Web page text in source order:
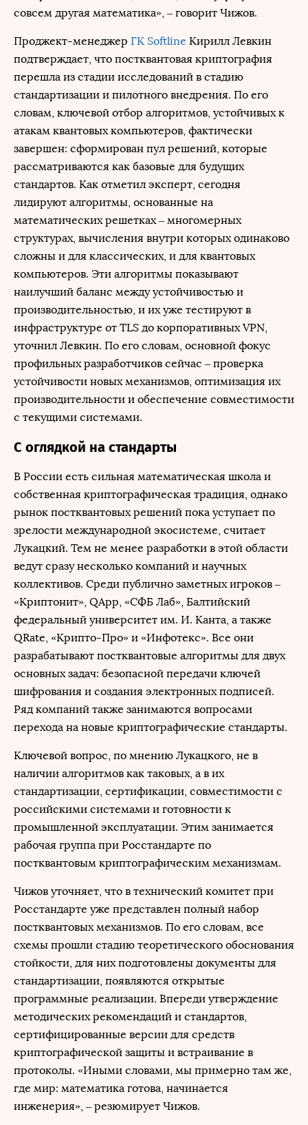
совсем другая математика», – говорит Чижов.
Проджект-менеджер ГК Softline Кирилл Левкин
подтверждает, что постквантовая криптография
перешла из стадии исследований в стадию
стандартизации и пилотного внедрения. По его
словам, ключевой отбор алгоритмов, устойчивых к
атакам квантовых компьютеров, фактически
завершен: сформирован пул решений, которые
рассматриваются как базовые для будущих
стандартов. Как отметил эксперт, сегодня
лидируют алгоритмы, основанные на
математических решетках – многомерных
структурах, вычисления внутри которых одинаково
сложны и для классических, и для квантовых
компьютеров. Эти алгоритмы показывают
наилучший баланс между устойчивостью и
производительностью, и их уже тестируют в
инфраструктуре от TLS до корпоративных VPN,
уточнил Левкин. По его словам, основной фокус
профильных разработчиков сейчас – проверка
устойчивости новых механизмов, оптимизация их
производительности и обеспечение совместимости
с текущими системами.
С оглядкой на стандарты
В России есть сильная математическая школа и
собственная криптографическая традиция, однако
рынок постквантовых решений пока уступает по
зрелости международной экосистеме, считает
Лукацкий. Тем не менее разработки в этой области
ведут сразу несколько компаний и научных
коллективов. Среди публично заметных игроков –
«Криптонит», QApp, «СФБ Лаб», Балтийский
федеральный университет им. И. Канта, а также
QRate, «Крипто-Про» и «Инфотекс». Все они
разрабатывают постквантовые алгоритмы для двух
основных задач: безопасной передачи ключей
шифрования и создания электронных подписей.
Ряд компаний также занимаются вопросами
перехода на новые криптографические стандарты.
Ключевой вопрос, по мнению Лукацкого, не в
наличии алгоритмов как таковых, а в их
стандартизации, сертификации, совместимости с
российскими системами и готовности к
промышленной эксплуатации. Этим занимается
рабочая группа при Росстандарте по
постквантовым криптографическим механизмам.
Чижов уточняет, что в технический комитет при
Росстандарте уже представлен полный набор
постквантовых механизмов. По его словам, все
схемы прошли стадию теоретического обоснования
стойкости, для них подготовлены документы для
стандартизации, появляются открытые
программные реализации. Впереди утверждение
методических рекомендаций и стандартов,
сертифицированные версии для средств
криптографической защиты и встраивание в
протоколы. «Иными словами, мы примерно там же,
где мир: математика готова, начинается
инженерия», – резюмирует Чижов.